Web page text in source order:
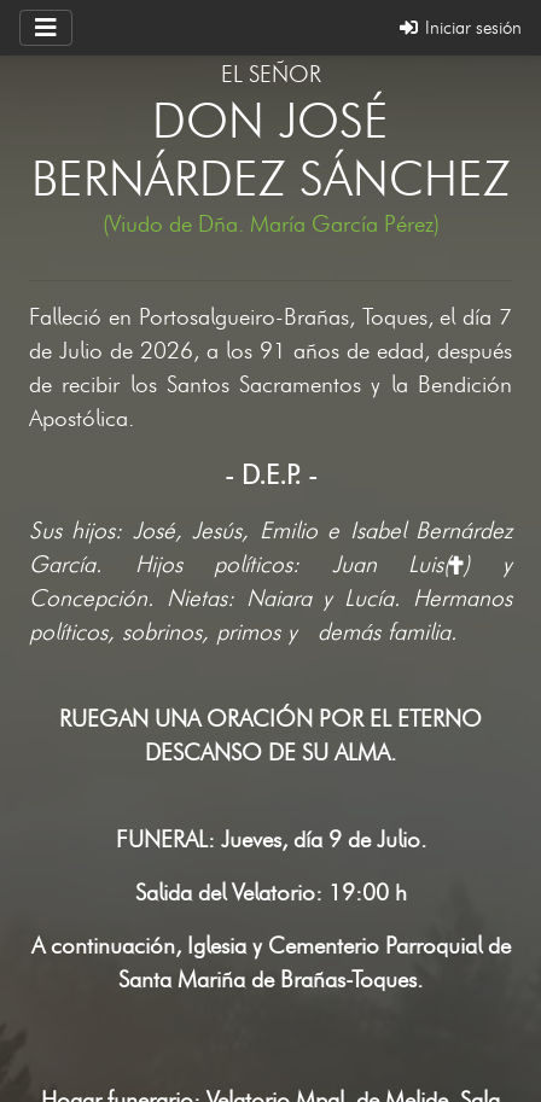
Iniciar sesión
EL SEÑOR
DON JOSÉ
BERNÁRDEZ SÁNCHEZ
(Viudo de Dña. María García Pérez)
Falleció en Portosalgueiro-Brañas, Toques, el día 7
de Julio de 2026, a los 91 años de edad, después
de recibir los Santos Sacramentos y la Bendición
Apostólica.
- D.E.P. -
Sus hijos: José, Jesús, Emilio e Isabel Bernárdez
García. Hijos políticos: Juan Luis( ) y
Concepción. Nietas: Naiara y Lucía. Hermanos
políticos, sobrinos, primos y demás familia.
RUEGAN UNA ORACIÓN POR EL ETERNO
DESCANSO DE SU ALMA.
FUNERAL: Jueves, día 9 de Julio.
Salida del Velatorio: 19:00 h
A continuación, Iglesia y Cementerio Parroquial de
Santa Mariña de Brañas-Toques.